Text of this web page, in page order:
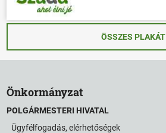
ÖSSZES PLAKÁT
Önkormányzat
POLGÁRMESTERI HIVATAL
Ügyfélfogadás, elérhetőségek